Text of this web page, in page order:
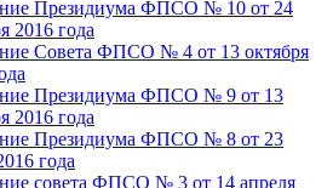
Президиума ФПСО № 10 от 24
2016 года
Совета ФПСО № 4 от 13 октября
Президиума ФПСО № 9 от 13
2016 года
Президиума ФПСО № 8 от 23
года
совета ФПСО № 3 от 14 апреля